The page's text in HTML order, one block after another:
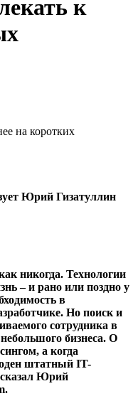
к
на коротких
Юрий Гизатуллин
никогда. Технологии
– и рано или поздно у
в
Но поиск и
сотрудника в
бизнеса. О
а когда
штатный IT-
Юрий